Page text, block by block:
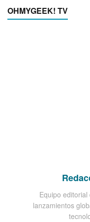
OHMYGEEK! TV
Equipo
lanzamientos